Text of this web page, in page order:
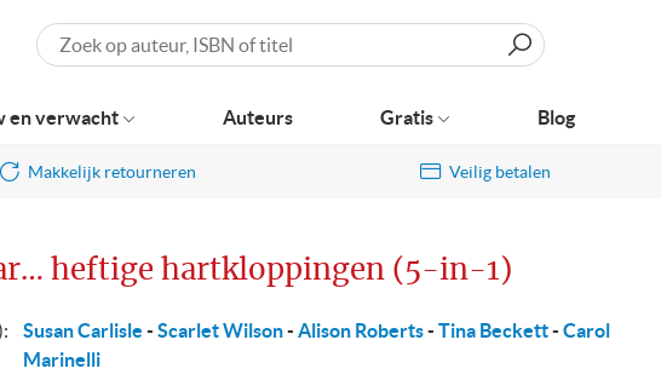
Makkelijk retourneren Veilig betalen
heftige hartkloppingen (5-in-1)
Susan Carlisle - Scarlet Wilson- Alison Roberts- Tina Beckett- Carol
Marinelli
Zoeken
en verwacht Auteurs Gratis Blog